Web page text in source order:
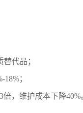
代品；
；
，维护成本下降40%